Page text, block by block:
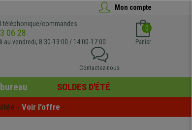
Mon compte
téléphonique/commandes
06 28
au vendredi, 8:30-13:00 / 14:00-17:00
0
Panier
Contactez-nous
SOLDES D'ÉTÉ
- Voir l'offre -